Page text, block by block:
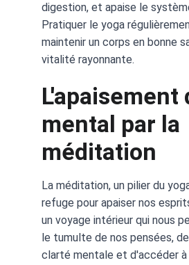
digestion, et apaise le
Pratiquer le yoga
maintenir un corps en bonne
vitalité rayonnante.
L'apaisement
mental par la
méditation
La méditation, un pilier du
refuge pour apaiser nos
un voyage intérieur qui nous
le tumulte de nos pensées,
clarté mentale et d'accéder à